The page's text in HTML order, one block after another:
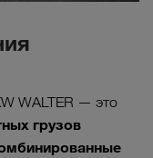
WALTER — это
грузов